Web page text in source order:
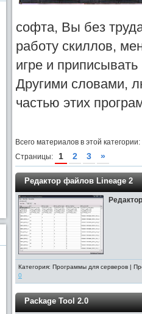
софта, Вы без
работу скиллов,
игре и
Другими словами,
частью этих
Всего материалов в этой категории:
Страницы:
1 2 3 »
Редактор файлов Lineage 2
Категория: Программы для серверов |
0
Package Tool 2.0